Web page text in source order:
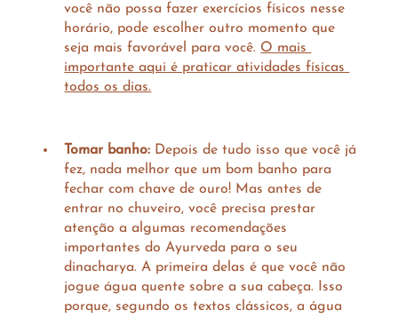
você não possa fazer exercícios físicos nesse
horário, pode escolher outro momento que
seja mais favorável para você. O mais
importante aqui é praticar atividades físicas
todos os dias.
Tomar banho: Depois de tudo isso que você já
fez, nada melhor que um bom banho para
fechar com chave de ouro! Mas antes de
entrar no chuveiro, você precisa prestar
atenção a algumas recomendações
importantes do Ayurveda para o seu
dinacharya. A primeira delas é que você não
jogue água quente sobre a sua cabeça. Isso
porque, segundo os textos clássicos, a água